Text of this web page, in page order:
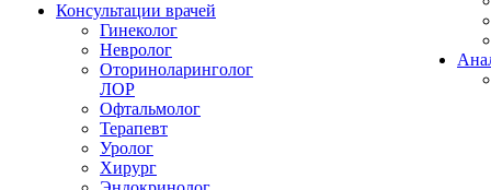
Консультации врачей
Гинеколог
Невролог
Оториноларинголог
ЛОР
Офтальмолог
Терапевт
Уролог
Хирург